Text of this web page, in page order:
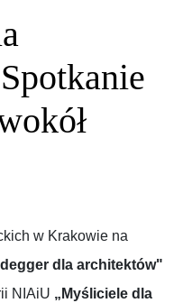
w Krakowie na
dla architektów"
NIAiU „Myśliciele dla